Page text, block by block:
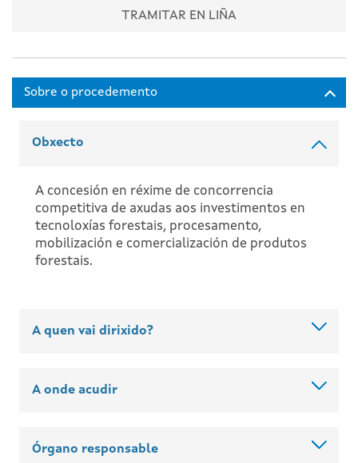
TRAMITAR EN LIÑA
Obxecto
A concesión en réxime de concorrencia
competitiva de axudas aos investimentos en
tecnoloxías forestais, procesamento,
mobilización e comercialización de produtos
forestais.
A quen vai dirixido?
A onde acudir
Órgano responsable